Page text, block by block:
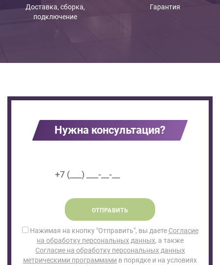
Доставка, сборка,
подключение
Гарантия
Нужна консультация?
ОТПРАВИТЬ
Нажимая на кнопку "Отправить", вы даете Согласие
на обработку персональных данных, а также
Согласие на обработку персональных данных
метрическими программами в порядке и на условиях